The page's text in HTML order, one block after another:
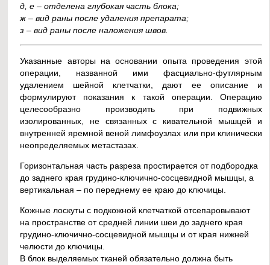
д, е – отделена глубокая часть блока;
ж – вид раны после удаления препарата;
з – вид раны после наложения швов.
Указанные авторы на основании опыта проведения этой
операции, названной ими фасциально-футлярным
удалением шейной клетчатки, дают ее описание и
формулируют показания к такой операции. Операцию
целесообразно производить при подвижных
изолированных, не связанных с кивательной мышцей и
внутренней яремной веной лимфоузлах или при клинически
неопределяемых метастазах.
Горизонтальная часть разреза простирается от подбородка
до заднего края грудино-ключично-сосцевидной мышцы, а
вертикальная – по переднему ее краю до ключицы.
Кожные лоскуты с подкожной клетчаткой отсепаровывают
на пространстве от средней линии шеи до заднего края
грудино-ключично-сосцевидной мышцы и от края нижней
челюсти до ключицы.
В блок выделяемых тканей обязательно должна быть